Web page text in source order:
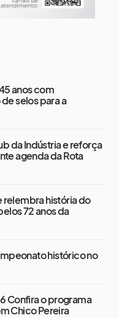
anos com
selos para a
da Indústria e reforça
agenda da Rota
relembra história do
72 anos da
histórico no
Confira o programa
Chico Pereira